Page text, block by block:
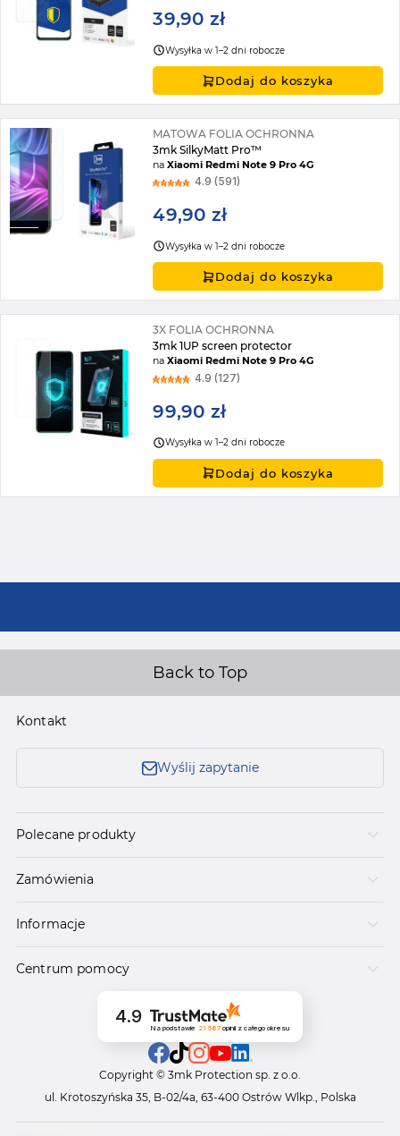
39,90 zł
Wysyłka w 1–2 dni robocze
Dodaj do koszyka
MATOWA FOLIA OCHRONNA
3mk SilkyMatt Pro™
naXiaomi Redmi Note 9 Pro 4G
4.9 (591)
49,90 zł
Wysyłka w 1–2 dni robocze
Dodaj do koszyka
3X FOLIA OCHRONNA
3mk 1UP screen protector
naXiaomi Redmi Note 9 Pro 4G
4.9 (127)
99,90 zł
Wysyłka w 1–2 dni robocze
Dodaj do koszyka
Back to Top
Kontakt
Wyślij zapytanie
Polecane produkty
Zamówienia
Informacje
Centrum pomocy
4.9
Na podstawie 21 587opinii z całego okresu
Copyright © 3mk Protection sp. z o.o.
ul. Krotoszyńska 35, B-02/4a, 63-400 Ostrów Wlkp., Polska